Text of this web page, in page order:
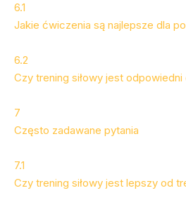
6.1
Jakie ćwiczenia są najlepsze dla
6.2
Czy trening siłowy jest odpowiedni
7
Często zadawane pytania
7.1
Czy trening siłowy jest lepszy od